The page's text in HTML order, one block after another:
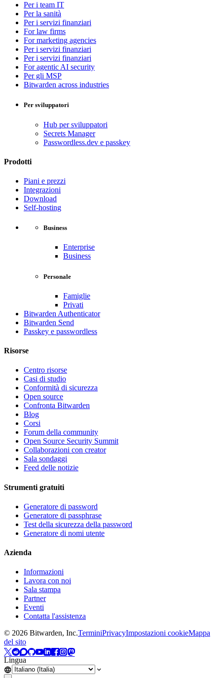
Per i team IT
Per la sanità
Per i servizi finanziari
For law firms
For marketing agencies
Per i servizi finanziari
Per i servizi finanziari
For agentic AI security
Per gli MSP
Bitwarden across industries
Per sviluppatori
Hub per sviluppatori
Secrets Manager
Passwordless.dev e passkey
Prodotti
Piani e prezzi
Integrazioni
Download
Self-hosting
Business
Enterprise
Business
Personale
Famiglie
Privati
Bitwarden Authenticator
Bitwarden Send
Passkey e passwordless
Risorse
Centro risorse
Casi di studio
Conformità di sicurezza
Open source
Confronta Bitwarden
Blog
Corsi
Forum della community
Open Source Security Summit
Collaborazioni con creator
Sala sondaggi
Feed delle notizie
Strumenti gratuiti
Generatore di password
Generatore di passphrase
Test della sicurezza della password
Generatore di nomi utente
Azienda
Informazioni
Lavora con noi
Sala stampa
Partner
Eventi
Contatta l'assistenza
© 2026 Bitwarden, Inc.TerminiPrivacyImpostazioni cookieMappa
del sito
Lingua